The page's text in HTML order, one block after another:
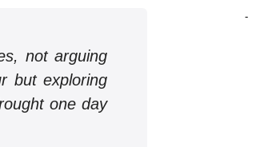
not arguing
but exploring
one day
-